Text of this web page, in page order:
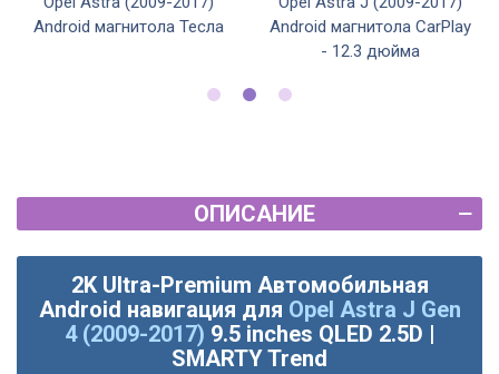
Android магнитола Тесла
Android магнитола CarPlay
- 12.3 дюйма
ОПИСАНИЕ
2K Ultra-Premium Автомобильная
Android навигация для Opel Astra J Gen
4 (2009-2017) 9.5 inches QLED 2.5D |
SMARTY Trend